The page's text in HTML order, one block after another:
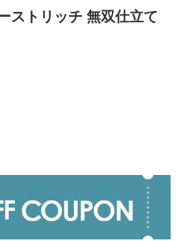
ストリッチ 無双仕立て